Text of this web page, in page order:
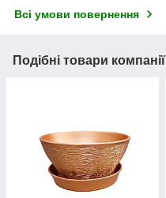
Всі умови повернення
Подібні товари компанії